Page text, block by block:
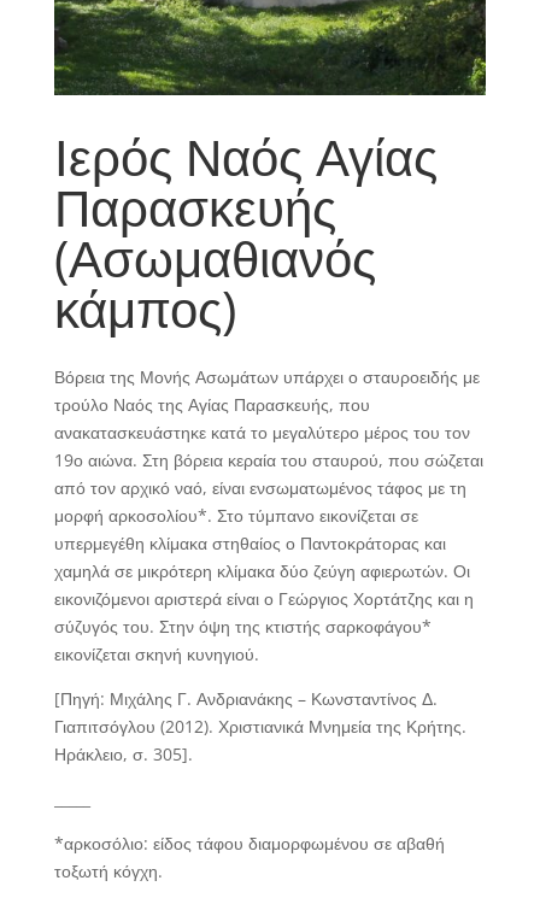
Ιερός Ναός Αγίας
Παρασκευής
(Ασωμαθιανός
κάμπος)
Βόρεια της Μονής Ασωμάτων υπάρχει ο σταυροειδής με
τρούλο Ναός της Αγίας Παρασκευής, που
ανακατασκευάστηκε κατά το μεγαλύτερο μέρος του τον
19ο αιώνα. Στη βόρεια κεραία του σταυρού, που σώζεται
από τον αρχικό ναό, είναι ενσωματωμένος τάφος με τη
μορφή αρκοσολίου*. Στο τύμπανο εικονίζεται σε
υπερμεγέθη κλίμακα στηθαίος ο Παντοκράτορας και
χαμηλά σε μικρότερη κλίμακα δύο ζεύγη αφιερωτών. Οι
εικονιζόμενοι αριστερά είναι ο Γεώργιος Χορτάτζης και η
σύζυγός του. Στην όψη της κτιστής σαρκοφάγου*
εικονίζεται σκηνή κυνηγιού.
[Πηγή: Μιχάλης Γ. Ανδριανάκης – Κωνσταντίνος Δ.
Γιαπιτσόγλου (2012). Χριστιανικά Μνημεία της Κρήτης.
Ηράκλειο, σ. 305].
*αρκοσόλιο: είδος τάφου διαμορφωμένου σε αβαθή
τοξωτή κόγχη.